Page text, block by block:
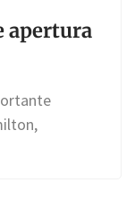
apertura